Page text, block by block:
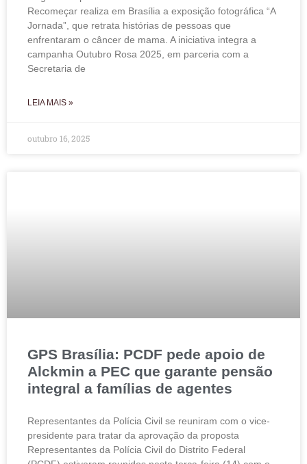
Recomeçar realiza em Brasília a exposição fotográfica “A
Jornada”, que retrata histórias de pessoas que
enfrentaram o câncer de mama. A iniciativa integra a
campanha Outubro Rosa 2025, em parceria com a
Secretaria de
LEIA MAIS »
outubro 16, 2025
GPS Brasília: PCDF pede apoio de
Alckmin a PEC que garante pensão
integral a famílias de agentes
Representantes da Polícia Civil se reuniram com o vice-
presidente para tratar da aprovação da proposta
Representantes da Polícia Civil do Distrito Federal